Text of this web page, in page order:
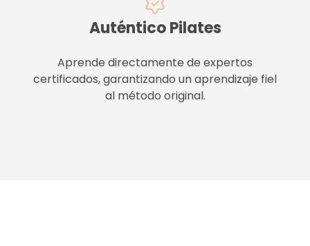
Auténtico Pilates
Aprende directamente de expertos
certificados, garantizando un aprendizaje fiel
al método original.